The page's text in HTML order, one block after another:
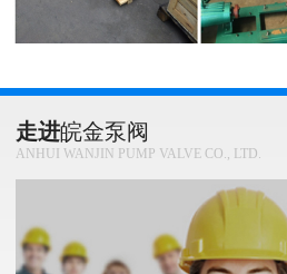
走进皖金泵阀
ANHUI WANJIN PUMP VALVE CO., LTD.